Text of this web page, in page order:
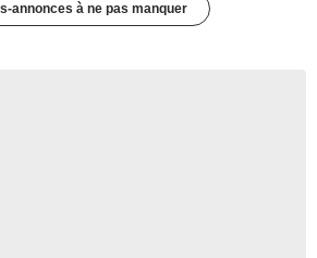
annonces à ne pas manquer